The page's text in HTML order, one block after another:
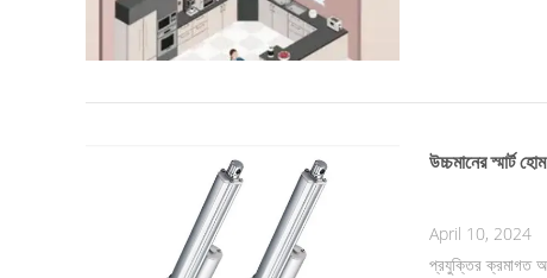
উচ্চমানের স্মার্ট
April 10, 2024
প্রযুক্তির ক্রমাগত